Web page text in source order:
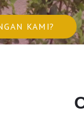
KAMI?